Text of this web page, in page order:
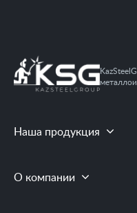
Наша продукция
О компании